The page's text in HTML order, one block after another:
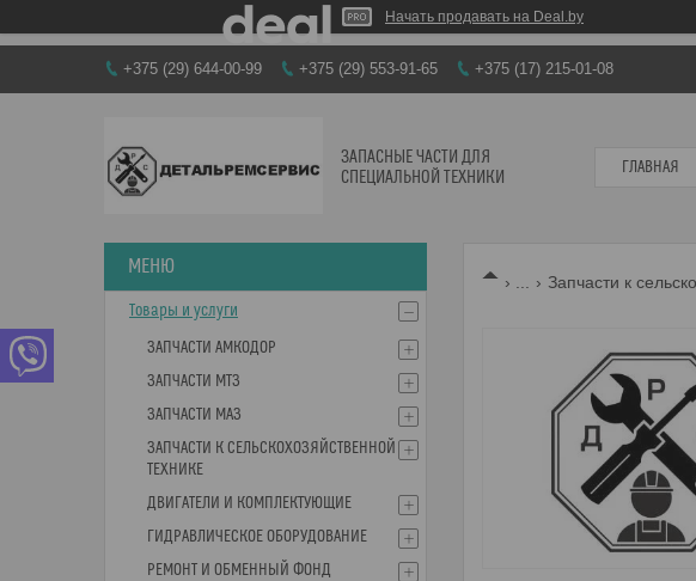
Начать продавать на Deal.by
+375 (29) 644-00-99 +375 (29) 553-91-65 +375 (17) 215-01-08
ЗАПАСНЫЕ ЧАСТИ ДЛЯ
СПЕЦИАЛЬНОЙ ТЕХНИКИ
ГЛАВНАЯ
Запчасти к
Товары и услуги
ЗАПЧАСТИ АМКОДОР
ЗАПЧАСТИ МТЗ
ЗАПЧАСТИ МАЗ
ЗАПЧАСТИ К СЕЛЬСКОХОЗЯЙСТВЕННОЙ
ТЕХНИКЕ
ДВИГАТЕЛИ И КОМПЛЕКТУЮЩИЕ
ГИДРАВЛИЧЕСКОЕ ОБОРУДОВАНИЕ
РЕМОНТ И ОБМЕННЫЙ ФОНД